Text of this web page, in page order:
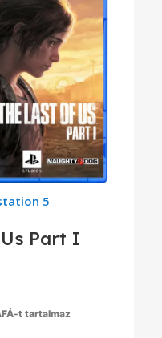
5
Part I
t tartalmaz